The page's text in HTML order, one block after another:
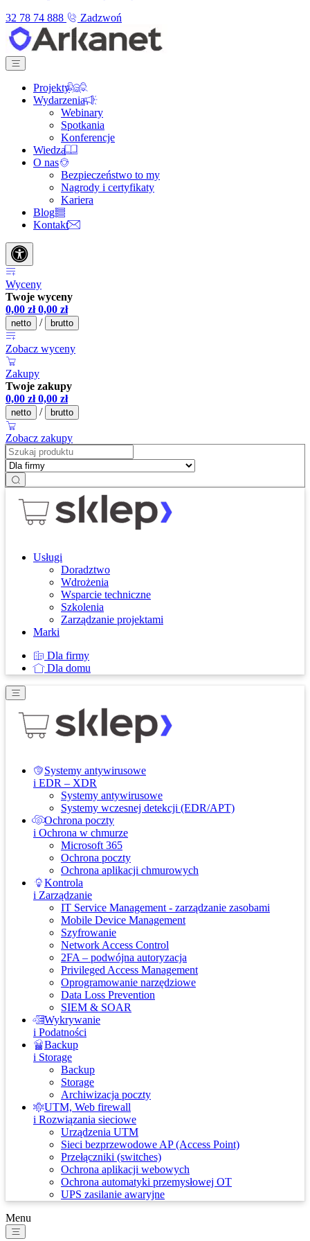
32 78 74 888
Zadzwoń
Projekty
Wydarzenia
Webinary
Spotkania
Konferencje
Wiedza
O nas
Bezpieczeństwo to my
Nagrody i certyfikaty
Kariera
Blog
Kontakt
Wyceny
Twoje wyceny
0,00 zł 0,00 zł
netto / brutto
Zobacz wyceny
Zakupy
Twoje zakupy
0,00 zł 0,00 zł
netto / brutto
Zobacz zakupy
Usługi
Doradztwo
Wdrożenia
Wsparcie techniczne
Szkolenia
Zarządzanie projektami
Marki
Dla firmy
Dla domu
Systemy antywirusowe
i EDR – XDR
Systemy antywirusowe
Systemy wczesnej detekcji (EDR/APT)
Ochrona poczty
i Ochrona w chmurze
Microsoft 365
Ochrona poczty
Ochrona aplikacji chmurowych
Kontrola
i Zarządzanie
IT Service Management - zarządzanie zasobami
Mobile Device Management
Szyfrowanie
Network Access Control
2FA – podwójna autoryzacja
Privileged Access Management
Oprogramowanie narzędziowe
Data Loss Prevention
SIEM & SOAR
Wykrywanie
i Podatności
Backup
i Storage
Backup
Storage
Archiwizacja poczty
UTM, Web firewall
i Rozwiązania sieciowe
Urządzenia UTM
Sieci bezprzewodowe AP (Access Point)
Przełączniki (switches)
Ochrona aplikacji webowych
Ochrona automatyki przemysłowej OT
UPS zasilanie awaryjne
Menu